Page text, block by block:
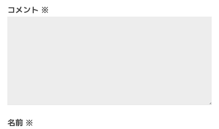
コメント ※
名前 ※